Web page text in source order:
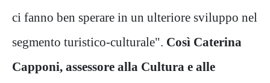
ci fanno ben sperare in un ulteriore sviluppo nel
segmento turistico-culturale". Così Caterina
Capponi, assessore alla Cultura e alle